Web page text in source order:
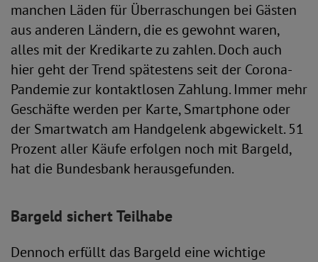
manchen Läden für Überraschungen bei Gästen
aus anderen Ländern, die es gewohnt waren,
alles mit der Kredikarte zu zahlen. Doch auch
hier geht der Trend spätestens seit der Corona-
Pandemie zur kontaktlosen Zahlung. Immer mehr
Geschäfte werden per Karte, Smartphone oder
der Smartwatch am Handgelenk abgewickelt. 51
Prozent aller Käufe erfolgen noch mit Bargeld,
hat die Bundesbank herausgefunden.
Bargeld sichert Teilhabe
Dennoch erfüllt das Bargeld eine wichtige